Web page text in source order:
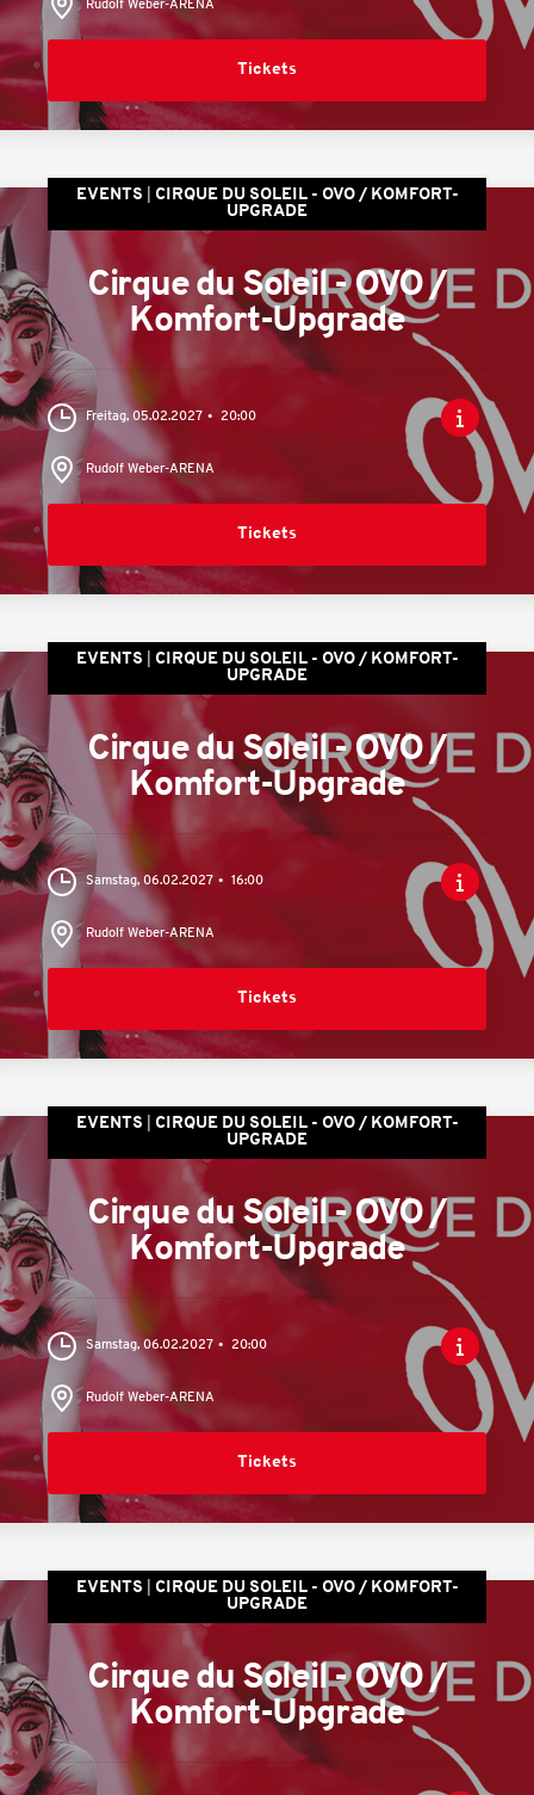
Rudolf Weber-ARENA
Tickets
EVENTS
CIRQUE DU SOLEIL - OVO / KOMFORT-
UPGRADE
Cirque du Soleil - OVO /
Komfort-Upgrade
Freitag, 05.02.2027 20:00
Rudolf Weber-ARENA
Tickets
EVENTS
CIRQUE DU SOLEIL - OVO / KOMFORT-
UPGRADE
Cirque du Soleil - OVO /
Komfort-Upgrade
Samstag, 06.02.2027 16:00
Rudolf Weber-ARENA
Tickets
EVENTS
CIRQUE DU SOLEIL - OVO / KOMFORT-
UPGRADE
Cirque du Soleil - OVO /
Komfort-Upgrade
Samstag, 06.02.2027 20:00
Rudolf Weber-ARENA
Tickets
EVENTS
CIRQUE DU SOLEIL - OVO / KOMFORT-
UPGRADE
Cirque du Soleil - OVO /
Komfort-Upgrade